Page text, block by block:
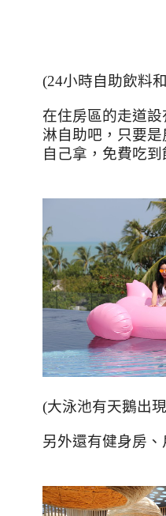
(24小時自助飲料
在住房區的走道
淋自助吧，只要
自己拿，免費吃到
(大泳池有天鵝出現
另外還有健身房、